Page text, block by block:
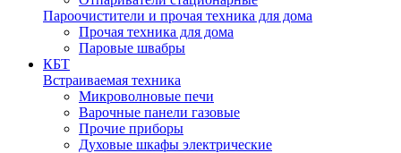
Пароочистители и прочая техника для дома
Прочая техника для дома
Паровые швабры
КБТ
Встраиваемая техника
Микроволновые печи
Варочные панели газовые
Прочие приборы
Духовые шкафы электрические